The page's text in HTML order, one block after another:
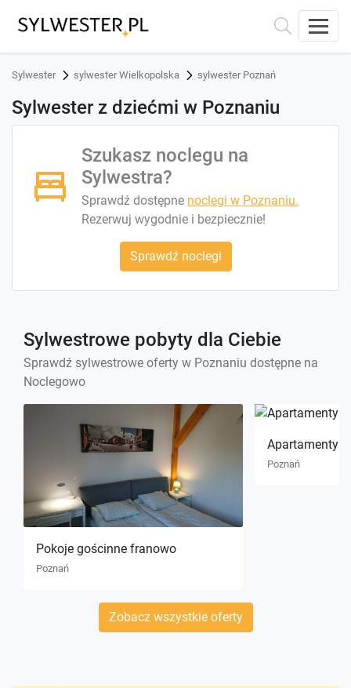
Sylwester sylwester Wielkopolska sylwester Poznań
Sylwester z dziećmi w Poznaniu
Szukasz noclegu na
Sylwestra?
Sprawdź dostępne noclegi w Poznaniu.
Rezerwuj wygodnie i bezpiecznie!
Sprawdź noclegi
Sylwestrowe pobyty dla Ciebie
Sprawdź sylwestrowe oferty w Poznaniu dostępne na
Noclegowo
Pokoje gościnne franowo
Poznań
Apartamenty
Poznań
Zobacz wszystkie oferty